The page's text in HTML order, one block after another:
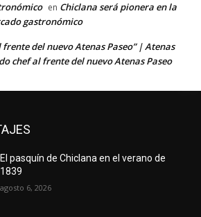
en Chiclana será pionera en la
gastronómico
del nuevo Atenas Paseo” | Atenas
chef al frente del nuevo Atenas Paseo
El pasquín de Chiclana en el verano de
1839
agosto 6, 2026